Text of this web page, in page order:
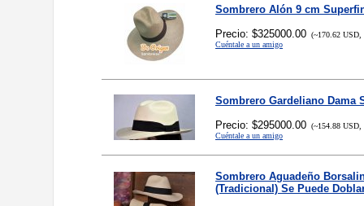
Sombrero Alón 9 cm
Precio: $325000.00 (~170.62 USD,
Cuéntale a un amigo
Sombrero Gardeliano Dama
Precio: $295000.00 (~154.88 USD,
Cuéntale a un amigo
Sombrero Aguadeño
(Tradicional) Se Puede